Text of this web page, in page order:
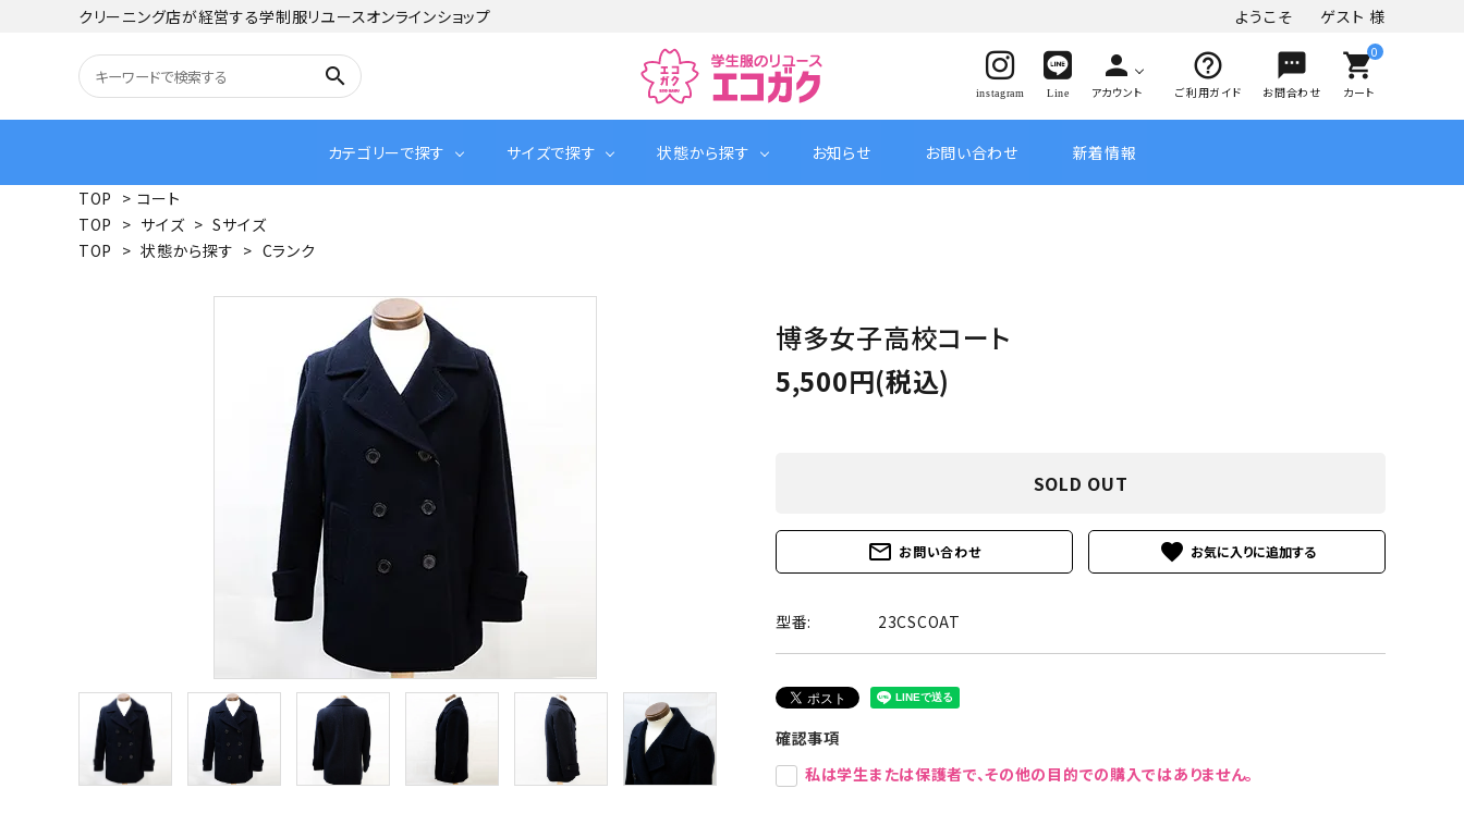
クリーニング店が経営する学制服リユースオンラインショップ ようこそ ゲスト 様
search
instagram Line
person
アカウント
help_outline
ご利用ガイド
sms
お問合わせ
0
shopping_cart
カート
カテゴリーで探す サイズで探す 状態から探す お知らせ お問い合わせ 新着情報
TOP > コート
TOP > サイズ > Sサイズ
TOP > 状態から探す > Cランク
博多女子高校コート
5,500円(税込)
SOLD OUT
mail_outline お問い合わせ favorite
型番: 23CSCOAT
確認事項
私は学生または保護者で、その他の目的での購入ではありません。